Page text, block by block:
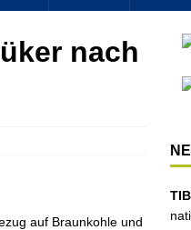
nach
auf Braunkohle und